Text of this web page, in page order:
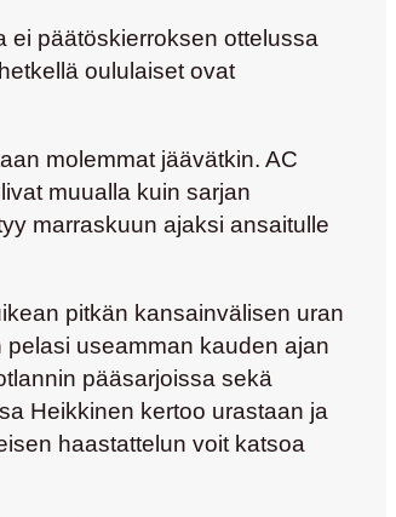
ei päätöskierroksen ottelussa
oululaiset ovat
molemmat jäävätkin. AC
muualla kuin sarjan
marraskuun ajaksi ansaitulle
pitkän kansainvälisen uran
useamman kauden ajan
pääsarjoissa sekä
Heikkinen kertoo urastaan ja
haastattelun voit katsoa